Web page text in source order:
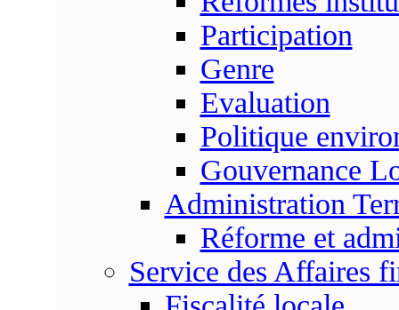
Participation
Genre
Evaluation
Politique
Gouvernance
Administration
Réforme et
Service des Affaires